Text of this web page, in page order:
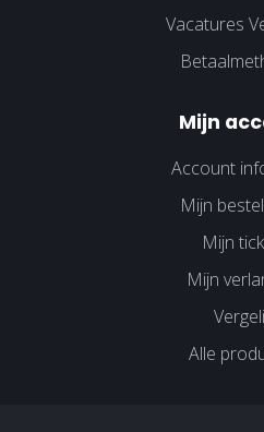
Vacatures
Mijn
Account
Mijn
Mijn
Mijn
Alle